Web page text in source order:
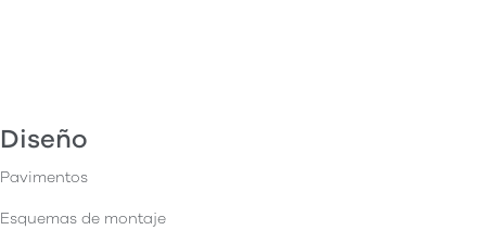
Diseño
Pavimentos
Esquemas de montaje